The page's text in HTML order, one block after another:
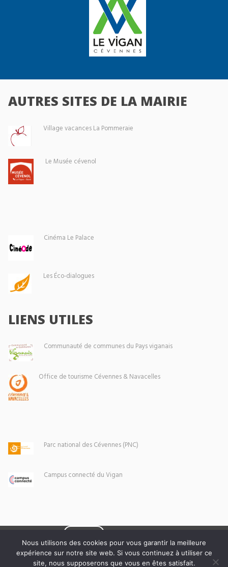
AUTRES SITES DE LA MAIRIE
Village vacances La Pommeraie
Le Musée cévenol
Cinéma Le Palace
Les Éco-dialogues
LIENS UTILES
Communauté de communes du Pays viganais
Office de tourisme Cévennes & Navacelles
Parc national des Cévennes (PNC)
Campus connecté du Vigan
Mentions légales
Nous utilisons des cookies pour vous garantir la meilleure
expérience sur notre site web. Si vous continuez à utiliser ce
site, nous supposerons que vous en êtes satisfait.